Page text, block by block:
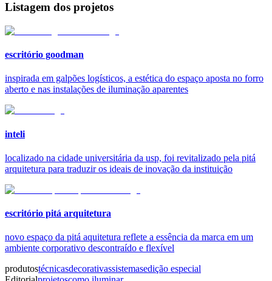
Listagem dos projetos
escritório goodman
inspirada em galpões logísticos, a estética do espaço aposta no forro
aberto e nas instalações de iluminação aparentes
inteli
localizado na cidade universitária da usp, foi revitalizado pela pitá
arquitetura para traduzir os ideais de inovação da instituição
escritório pitá arquitetura
novo espaço da pitá aquitetura reflete a essência da marca em um
ambiente corporativo descontraído e flexível
produtostécnicasdecorativassistemasedição especial